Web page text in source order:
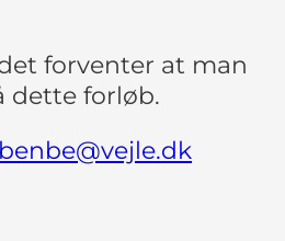
forventer at man
dette forløb.
benbe@vejle.dk